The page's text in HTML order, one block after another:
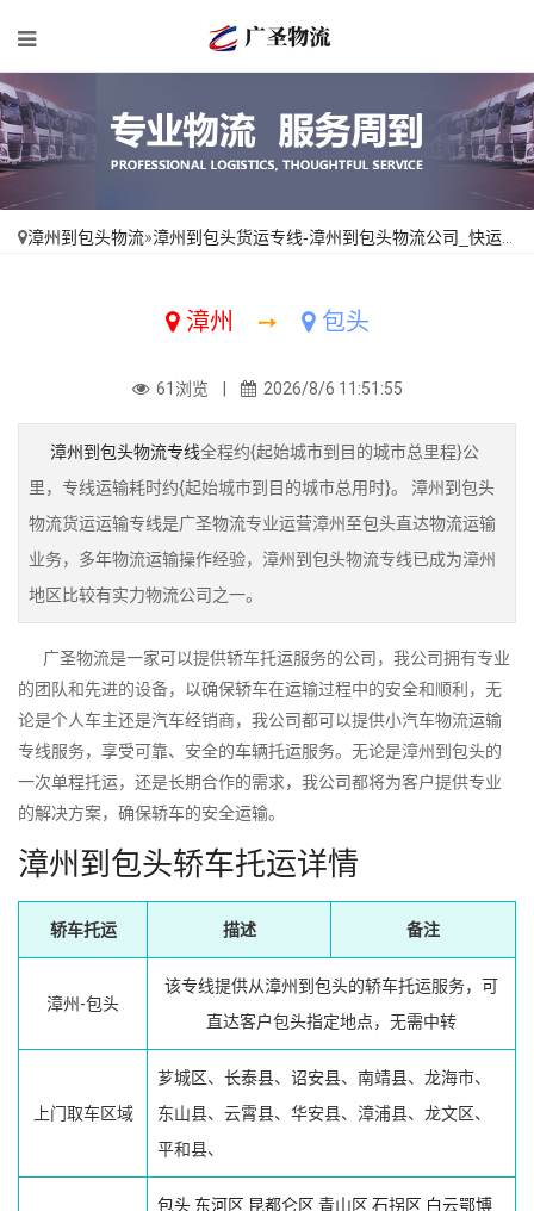
漳州到包头物流»漳州到包头货运专线-漳州到包头物流公司_快运直达「一站直达」
漳州 ➙ 包头
61浏览 | 2026/8/6 11:51:55
漳州到包头物流专线全程约{起始城市到目的城市总里程}公
里，专线运输耗时约{起始城市到目的城市总用时}。 漳州到包头
物流货运运输专线是广圣物流专业运营漳州至包头直达物流运输
业务，多年物流运输操作经验，漳州到包头物流专线已成为漳州
地区比较有实力物流公司之一。
广圣物流是一家可以提供轿车托运服务的公司，我公司拥有专业
的团队和先进的设备，以确保轿车在运输过程中的安全和顺利，无
论是个人车主还是汽车经销商，我公司都可以提供小汽车物流运输
专线服务，享受可靠、安全的车辆托运服务。无论是漳州到包头的
一次单程托运，还是长期合作的需求，我公司都将为客户提供专业
的解决方案，确保轿车的安全运输。
漳州到包头轿车托运详情
轿车托运 描述 备注
漳州-包头
该专线提供从漳州到包头的轿车托运服务，可
直达客户包头指定地点，无需中转
上门取车区域
芗城区、长泰县、诏安县、南靖县、龙海市、
东山县、云霄县、华安县、漳浦县、龙文区、
平和县、
包头 东河区 昆都仑区 青山区 石拐区 白云鄂博